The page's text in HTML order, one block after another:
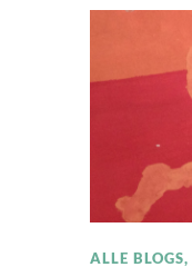
ALLE BLOGS,